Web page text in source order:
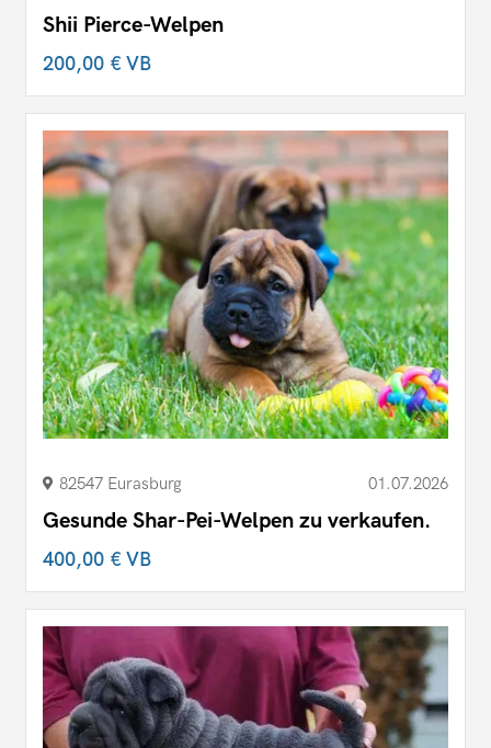
Shii Pierce-Welpen
200,00 €VB
82547 Eurasburg 01.07.2026
Gesunde Shar-Pei-Welpen zu verkaufen.
400,00 €VB